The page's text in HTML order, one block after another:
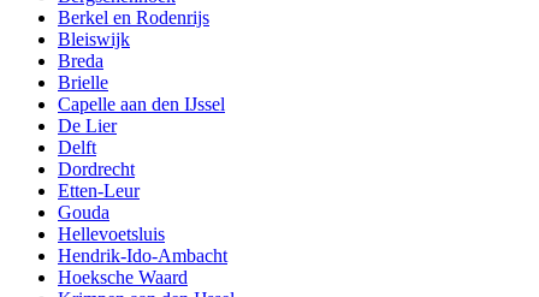
Berkel en Rodenrijs
Bleiswijk
Breda
Brielle
Capelle aan den IJssel
De Lier
Delft
Dordrecht
Etten-Leur
Gouda
Hellevoetsluis
Hendrik-Ido-Ambacht
Hoeksche Waard